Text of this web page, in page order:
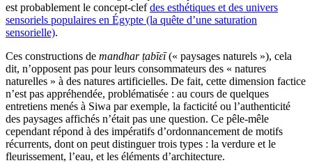
est probablement le concept-clefdes esthétiques et des univers
sensoriels populaires en Égypte (la quête d’une saturation
sensorielle).
Ces constructions de mandhar ṭabīɛī(« paysages naturels »), cela
dit, n’opposent pas pour leurs consommateurs des « natures
naturelles » à des natures artificielles. De fait, cette dimension factice
n’est pas appréhendée, problématisée : au cours de quelques
entretiens menés à Siwa par exemple, la facticité ou l’authenticité
des paysages affichés n’était pas une question. Ce pêle-mêle
cependant répond à des impératifs d’ordonnancement de motifs
récurrents, dont on peut distinguer trois types : la verdure et le
fleurissement, l’eau, et les éléments d’architecture.